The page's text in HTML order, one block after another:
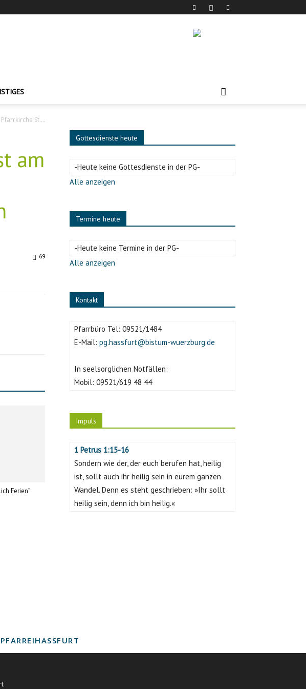
St....
am
69
Ferien”
Gottesdienste heute
-Heute keine Gottesdienste in der PG-
Alle anzeigen
Termine heute
-Heute keine Termine in der PG-
Alle anzeigen
Kontakt
Pfarrbüro Tel: 09521/1484
E-Mail: pg.hassfurt@bistum-wuerzburg.de
In seelsorglichen Notfällen:
Mobil: 09521/619 48 44
Impuls
1 Petrus 1:15-16
Sondern wie der, der euch berufen hat, heilig
ist, sollt auch ihr heilig sein in eurem ganzen
Wandel. Denn es steht geschrieben: »Ihr sollt
heilig sein, denn ich bin heilig.«